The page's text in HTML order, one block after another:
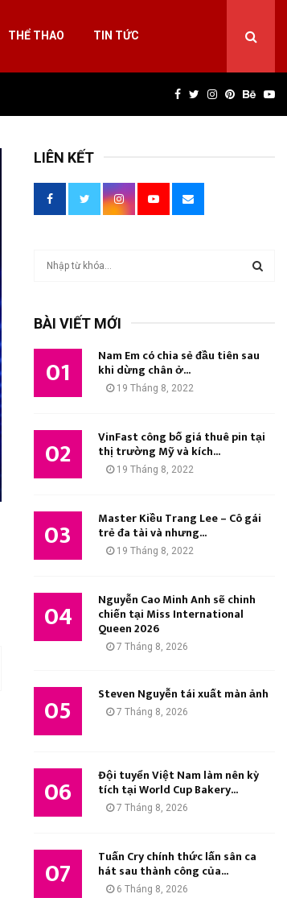
THỂ THAO TIN TỨC
Facebook
Twitter
Instagram
Pinterest
LIÊN KẾT
M
BÀI VIẾT MỚI
01 Nam Em có chia sẻ đầu tiên sau
khi dừng chân ở...
19 Tháng 8, 2022
02 VinFast công bố giá thuê pin tại
thị trường Mỹ và kích...
19 Tháng 8, 2022
03 Master Kiều Trang Lee – Cô gái
trẻ đa tài và nhưng...
19 Tháng 8, 2022
04 Nguyễn Cao Minh Anh sẽ chinh
chiến tại Miss International
Queen 2026
7 Tháng 8, 2026
05 Steven Nguyễn tái xuất màn ảnh
7 Tháng 8, 2026
06 Đội tuyển Việt Nam làm nên kỳ
tích tại World Cup Bakery...
7 Tháng 8, 2026
07 Tuấn Cry chính thức lấn sân ca
hát sau thành công của...
6 Tháng 8, 2026